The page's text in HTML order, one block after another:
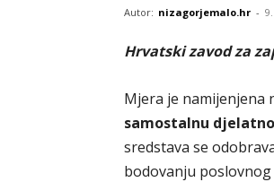
Autor: nizagorjemalo.hr -
Hrvatski zavod za
Mjera je namijenjena
samostalnu
sredstava se
bodovanju poslovnog